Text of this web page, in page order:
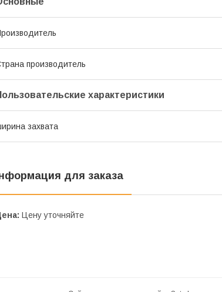
производитель
характеристики
захвата
для заказа
Цену уточняйте